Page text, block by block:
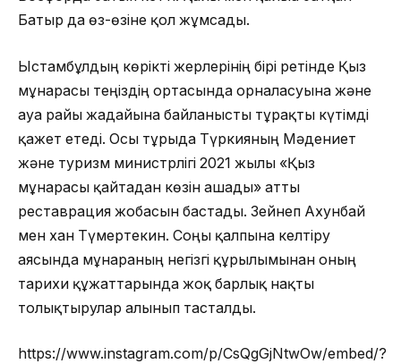
Батыр да өз-өзіне қол жұмсады.
Ыстамбұлдың көрікті жерлерінің бірі ретінде Қыз
мұнарасы теңіздің ортасында орналасуына және
ауа райы жағдайына байланысты тұрақты күтімді
қажет етеді. Осы тұрғыда Түркияның Мәдениет
және туризм министрлігі 2021 жылы «Қыз
мұнарасы қайтадан көзін ашады» атты
реставрация жобасын бастады. Зейнеп Ахунбай
мен хан Түмертекин. Соңғы қалпына келтіру
аясында мұнараның негізгі құрылымынан оның
тарихи құжаттарында жоқ барлық нақты
толықтырулар алынып тасталды.
https://www.instagram.com/p/CsQgGjNtwOw/embed/?